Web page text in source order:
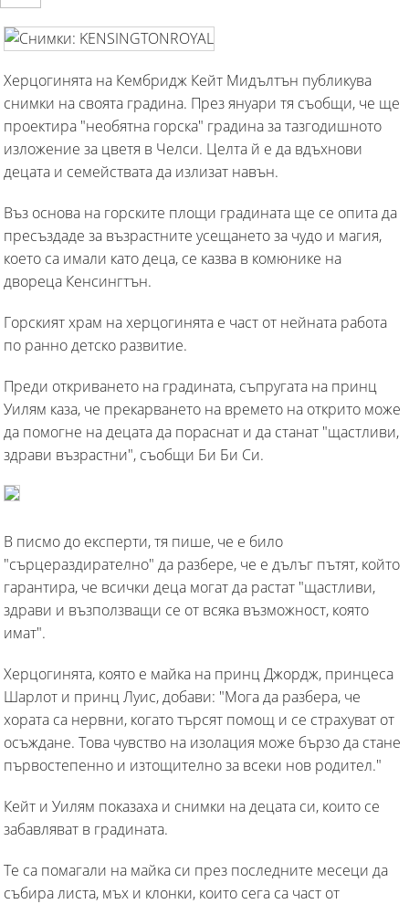
Херцогинята на Кембридж Кейт Мидълтън публикува
снимки на своята градина. През януари тя съобщи, че ще
проектира "необятна горска" градина за тазгодишното
изложение за цветя в Челси. Целта й е да вдъхнови
децата и семействата да излизат навън.
Въз основа на горските площи градината ще се опита да
пресъздаде за възрастните усещането за чудо и магия,
което са имали като деца, се казва в комюнике на
двореца Кенсингтън.
Горският храм на херцогинята е част от нейната работа
по ранно детско развитие.
Преди откриването на градината, съпругата на принц
Уилям каза, че прекарването на времето на открито може
да помогне на децата да пораснат и да станат "щастливи,
здрави възрастни", съобщи Би Би Си.
В писмо до експерти, тя пише, че е било
"сърцераздирателно" да разбере, че е дълъг пътят, който
гарантира, че всички деца могат да растат "щастливи,
здрави и възползващи се от всяка възможност, която
имат".
Херцогинята, която е майка на принц Джордж, принцеса
Шарлот и принц Луис, добави: "Мога да разбера, че
хората са нервни, когато търсят помощ и се страхуват от
осъждане. Това чувство на изолация може бързо да стане
първостепенно и изтощително за всеки нов родител."
Кейт и Уилям показаха и снимки на децата си, които се
забавляват в градината.
Те са помагали на майка си през последните месеци да
събира листа, мъх и клонки, които сега са част от